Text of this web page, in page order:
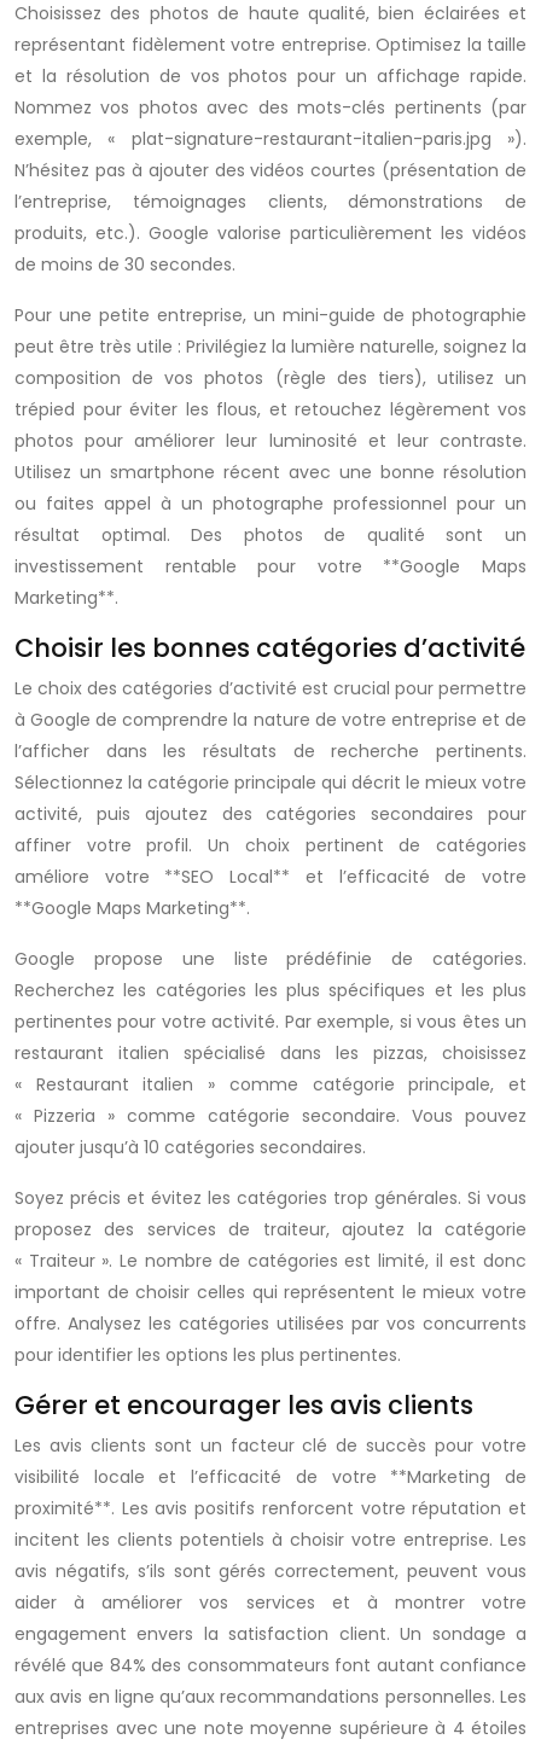
Choisissez des photos de haute qualité, bien éclairées et
représentant fidèlement votre entreprise. Optimisez la taille
et la résolution de vos photos pour un affichage rapide.
Nommez vos photos avec des mots-clés pertinents (par
exemple, « plat-signature-restaurant-italien-paris.jpg »).
N’hésitez pas à ajouter des vidéos courtes (présentation de
l’entreprise, témoignages clients, démonstrations de
produits, etc.). Google valorise particulièrement les vidéos
de moins de 30 secondes.
Pour une petite entreprise, un mini-guide de photographie
peut être très utile : Privilégiez la lumière naturelle, soignez la
composition de vos photos (règle des tiers), utilisez un
trépied pour éviter les flous, et retouchez légèrement vos
photos pour améliorer leur luminosité et leur contraste.
Utilisez un smartphone récent avec une bonne résolution
ou faites appel à un photographe professionnel pour un
résultat optimal. Des photos de qualité sont un
investissement rentable pour votre **Google Maps
Marketing**.
Choisir les bonnes catégories d’activité
Le choix des catégories d’activité est crucial pour permettre
à Google de comprendre la nature de votre entreprise et de
l’afficher dans les résultats de recherche pertinents.
Sélectionnez la catégorie principale qui décrit le mieux votre
activité, puis ajoutez des catégories secondaires pour
affiner votre profil. Un choix pertinent de catégories
améliore votre **SEO Local** et l’efficacité de votre
**Google Maps Marketing**.
Google propose une liste prédéfinie de catégories.
Recherchez les catégories les plus spécifiques et les plus
pertinentes pour votre activité. Par exemple, si vous êtes un
restaurant italien spécialisé dans les pizzas, choisissez
« Restaurant italien » comme catégorie principale, et
« Pizzeria » comme catégorie secondaire. Vous pouvez
ajouter jusqu’à 10 catégories secondaires.
Soyez précis et évitez les catégories trop générales. Si vous
proposez des services de traiteur, ajoutez la catégorie
« Traiteur ». Le nombre de catégories est limité, il est donc
important de choisir celles qui représentent le mieux votre
offre. Analysez les catégories utilisées par vos concurrents
pour identifier les options les plus pertinentes.
Gérer et encourager les avis clients
Les avis clients sont un facteur clé de succès pour votre
visibilité locale et l’efficacité de votre **Marketing de
proximité**. Les avis positifs renforcent votre réputation et
incitent les clients potentiels à choisir votre entreprise. Les
avis négatifs, s’ils sont gérés correctement, peuvent vous
aider à améliorer vos services et à montrer votre
engagement envers la satisfaction client. Un sondage a
révélé que 84% des consommateurs font autant confiance
aux avis en ligne qu’aux recommandations personnelles. Les
entreprises avec une note moyenne supérieure à 4 étoiles